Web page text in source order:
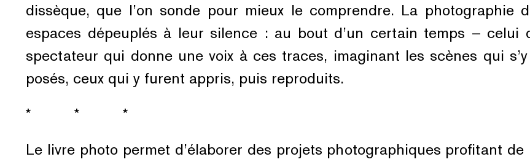
dissèque, que l’on sonde pour mieux le comprendre. La photographie
espaces dépeuplés à leur silence : au bout d’un certain temps – celui
spectateur qui donne une voix à ces traces, imaginant les scènes qui
posés, ceux qui y furent appris, puis reproduits.
* * *
Le livre photo permet d’élaborer des projets photographiques profitant